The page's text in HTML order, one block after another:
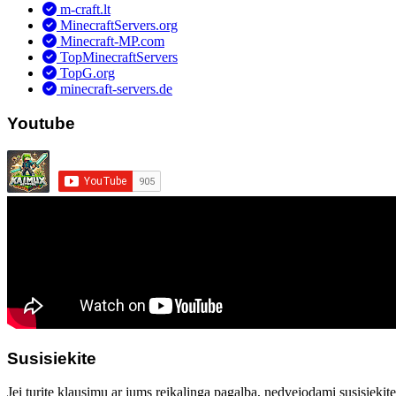
m-craft.lt
MinecraftServers.org
Minecraft-MP.com
TopMinecraftServers
TopG.org
minecraft-servers.de
Youtube
Susisiekite
Jei turite klausimų ar jums reikalinga pagalba, nedvejodami